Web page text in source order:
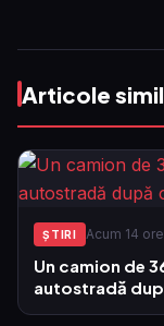
Articole
ŞTIRI Acum 14 ore
Un camion de
autostradă